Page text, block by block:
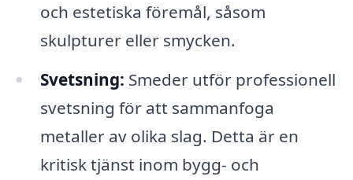
och estetiska föremål, såsom
skulpturer eller smycken.
Svetsning: Smeder utför professionell
svetsning för att sammanfoga
metaller av olika slag. Detta är en
kritisk tjänst inom bygg- och